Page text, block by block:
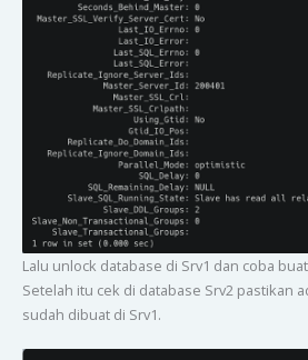
Lalu unlock database di Srv1 dan coba
Setelah itu cek di database Srv2 pastikan
sudah dibuat di Srv1.